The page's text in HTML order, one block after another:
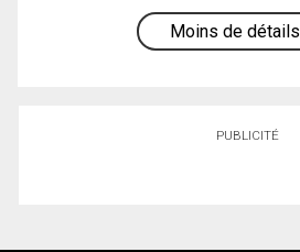
Moins de détails
PUBLICITÉ